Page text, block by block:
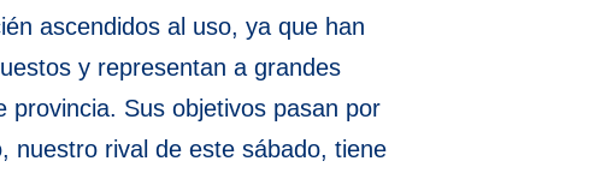
ascendidos al uso, ya que han
y representan a grandes
provincia. Sus objetivos pasan por
nuestro rival de este sábado, tiene